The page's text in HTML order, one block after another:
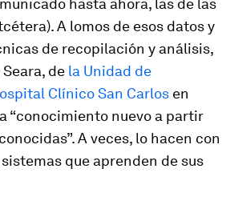
hasta ahora, las de las
A lomos de esos datos y
de recopilación y análisis,
de la Unidad de
Clínico San Carlos en
“conocimiento nuevo a partir
A veces, lo hacen con
que aprenden de sus